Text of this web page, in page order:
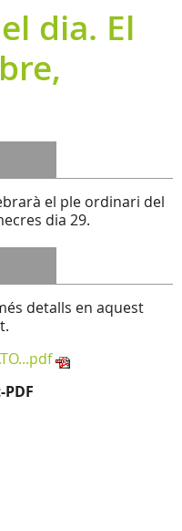
dia. El
el ple ordinari del
dia 29.
detalls en aquest